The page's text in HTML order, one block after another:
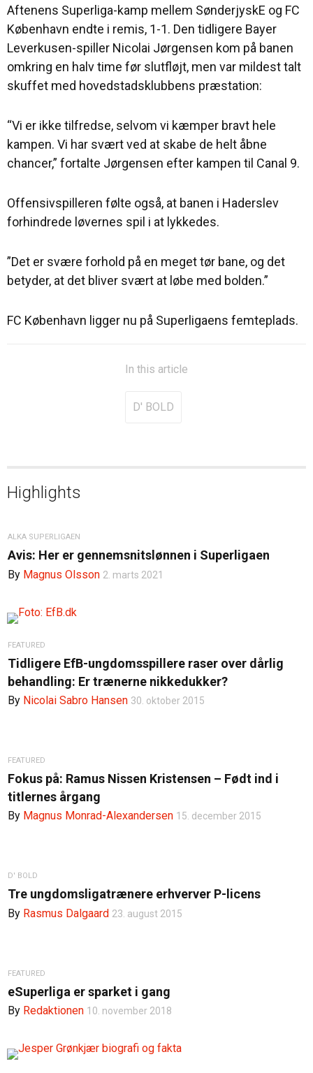
Aftenens Superliga-kamp mellem SønderjyskE og FC
København endte i remis, 1-1. Den tidligere Bayer
Leverkusen-spiller Nicolai Jørgensen kom på banen
omkring en halv time før slutfløjt, men var mildest talt
skuffet med hovedstadsklubbens præstation:
“Vi er ikke tilfredse, selvom vi kæmper bravt hele
kampen. Vi har svært ved at skabe de helt åbne
chancer,” fortalte Jørgensen efter kampen til Canal 9.
Offensivspilleren følte også, at banen i Haderslev
forhindrede løvernes spil i at lykkedes.
”Det er svære forhold på en meget tør bane, og det
betyder, at det bliver svært at løbe med bolden.”
FC København ligger nu på Superligaens femteplads.
In this article
D' BOLD
Highlights
ALKA SUPERLIGAEN
Avis: Her er gennemsnitslønnen i Superligaen
By Magnus Olsson 2. marts 2021
FEATURED
Tidligere EfB-ungdomsspillere raser over dårlig
behandling: Er trænerne nikkedukker?
By Nicolai Sabro Hansen 30. oktober 2015
FEATURED
Fokus på: Ramus Nissen Kristensen – Født ind i
titlernes årgang
By Magnus Monrad-Alexandersen 15. december 2015
D' BOLD
Tre ungdomsligatrænere erhverver P-licens
By Rasmus Dalgaard 23. august 2015
FEATURED
eSuperliga er sparket i gang
By Redaktionen 10. november 2018